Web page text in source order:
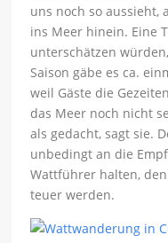
uns noch so aussieht,
ins Meer hinein. Eine
unterschätzen
Saison gäbe es ca.
weil Gäste die
das Meer noch nicht
als gedacht, sagt sie.
unbedingt an die
Wattführer halten,
teuer werden.